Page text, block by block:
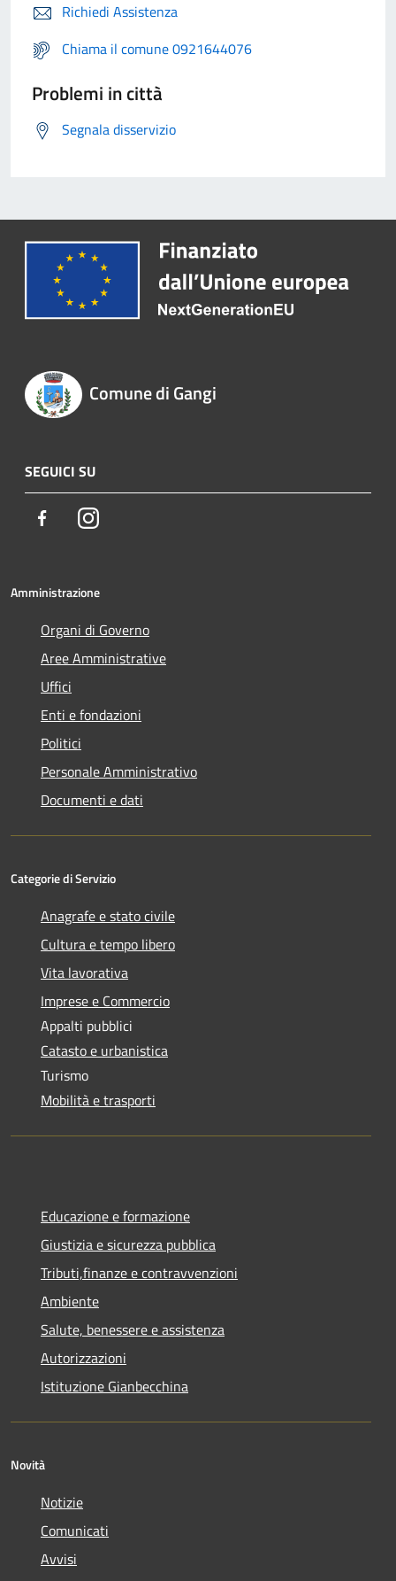
Richiedi Assistenza
Chiama il comune 0921644076
Problemi in città
Segnala disservizio
Comune di Gangi
SEGUICI SU
FacebookInstagram
Amministrazione
Organi di Governo
Aree Amministrative
Uffici
Enti e fondazioni
Politici
Personale Amministrativo
Documenti e dati
Categorie di Servizio
Anagrafe e stato civile
Cultura e tempo libero
Vita lavorativa
Imprese e Commercio
Appalti pubblici
Catasto e urbanistica
Turismo
Mobilità e trasporti
Educazione e formazione
Giustizia e sicurezza pubblica
Tributi,finanze e contravvenzioni
Ambiente
Salute, benessere e assistenza
Autorizzazioni
Istituzione Gianbecchina
Novità
Notizie
Comunicati
Avvisi